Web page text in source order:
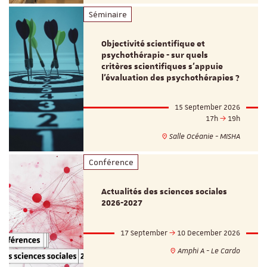
Séminaire
Objectivité scientifique et
psychothérapie - sur quels
critères scientifiques s'appuie
l'évaluation des psychothérapies ?
15 September 2026
17h
19h
Salle Océanie - MISHA
Conférence
Actualités des sciences sociales
2026-2027
17 September
10 December 2026
Amphi A - Le Cardo